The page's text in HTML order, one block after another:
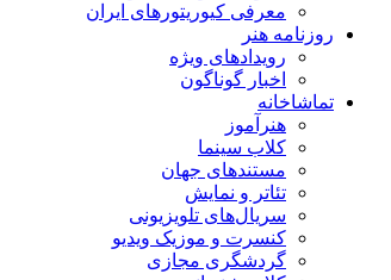
معرفی کیوریتورهای ایران
روزنامه هنر
رویدادهای ویژه
اخبار گوناگون
تماشاخانه
هنرآموز
کلاب سینما
مستندهای جهان
تئاتر و نمایش
سریال‌های تلویزیونی
کنسرت و موزیک ویدیو
گردشگری مجازی